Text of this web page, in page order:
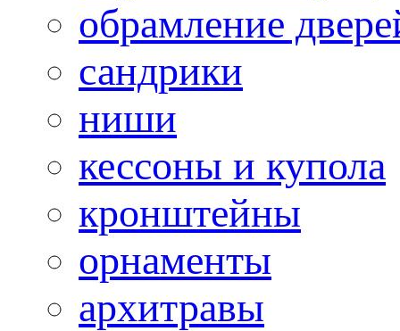
обрамление
сандрики
ниши
кессоны и купола
кронштейны
орнаменты
архитравы